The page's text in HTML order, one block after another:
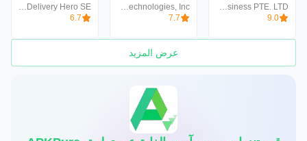
Roadget Business PTE. LTD.
9.0
Uber Technologies, Inc.
7.7
Foodpanda GmbH a subsidiary of Delivery Hero SE
6.7
عرض المزيد